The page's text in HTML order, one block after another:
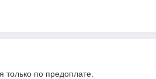
только по предоплате.